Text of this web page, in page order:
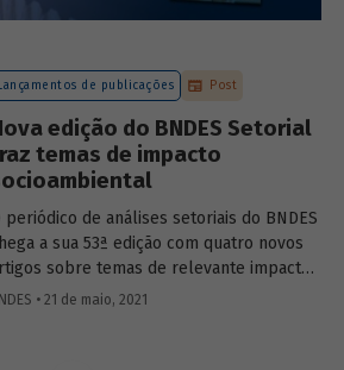
Lançamentos de publicações Post
edição do BNDES Setorial
temas de impacto
periódico de análises setoriais do BNDES
a sua 53ª edição com quatro novos
sobre temas de relevante impacto
saneamento, complexo
• 21 de maio, 2021